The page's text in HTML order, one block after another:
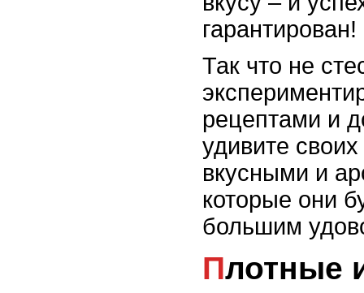
гарантирован!
Так что не
рецептами и
удивите
вкусными и
которые они
большим
Плотные и ароматные